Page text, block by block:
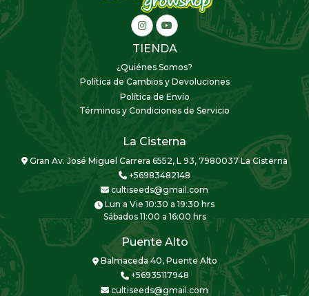
TIENDA
¿Quiénes Somos?
Política de Cambios y Devoluciones
Política de Envío
Términos y Condiciones de Servicio
La Cisterna
Gran Av. José Miguel Carrera 6552, L 93, 7980037 La Cisterna
+56983482148
cultiseeds@gmail.com
Lun a Vie 10:30 a 19:30 hrs
Sábados 11:00 a 16:00 hrs
Puente Alto
Balmaceda 40, Puente Alto
+56935117948
cultiseeds@gmail.com